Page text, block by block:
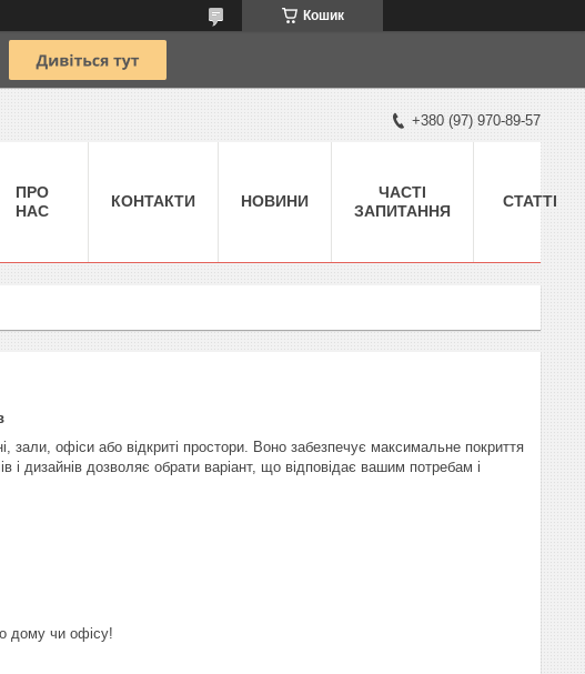
Кошик
+380 (97) 970-89-57
ПРО
НАС
КОНТАКТИ НОВИНИ
ЧАСТІ
ЗАПИТАННЯ
СТАТТІ
офіси або відкриті простори. Воно забезпечує максимальне покриття
і дизайнів дозволяє обрати варіант, що відповідає вашим потребам і
дому чи офісу!